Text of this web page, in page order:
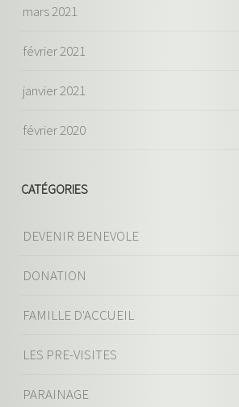
mars 2021
février 2021
janvier 2021
février 2020
CATÉGORIES
DEVENIR BENEVOLE
DONATION
FAMILLE D'ACCUEIL
LES PRE-VISITES
PARAINAGE